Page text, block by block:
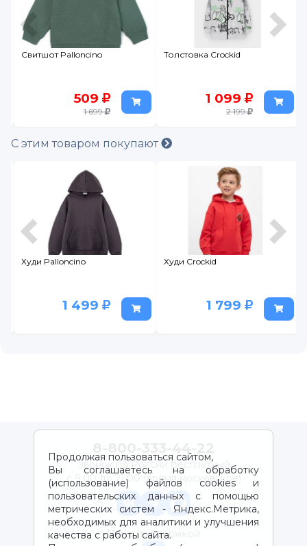
Свитшот Palloncino
509
1 699
Толстовка Crockid
1 099
2 199
С этим товаром покупают
Худи Palloncino
1 499
Худи Crockid
1 799
Продолжая пользоваться сайтом,
Вы соглашаетесь на обработку
(использование) файлов cookies и
пользовательских данных с помощью
метрических систем - Яндекс.Метрика,
необходимых для аналитики и улучшения
качества с работы сайта.
Звонок по России бесплатный
с 9:00 до 21:00 (время московское)
Чат с поддержкой